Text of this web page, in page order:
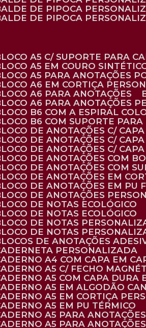
BALDE DE PIPOCA
BALDE DE PIPOCA
BLOCO A5 C/ SUPORTE PARA
BLOCO A5 EM COURO
BLOCO A5 PARA ANOTAÇÕES
BLOCO A6 EM CORTIÇA
BLOCO A6 PARA ANOTAÇÕES
BLOCO A6 PARA ANOTAÇÕES
BLOCO B6 COM A ESPIRAL
BLOCO B6 COM SUPORTE
BLOCO DE ANOTAÇÕES C/
BLOCO DE ANOTAÇÕES C/
BLOCO DE ANOTAÇÕES C/
BLOCO DE ANOTAÇÕES COM
BLOCO DE ANOTAÇÕES COM
BLOCO DE ANOTAÇÕES EM
BLOCO DE ANOTAÇÕES EM PU
BLOCO DE ANOTAÇÕES
BLOCO DE NOTAS ECOLÓGICO
BLOCO DE NOTAS ECOLÓGICO
BLOCO DE NOTAS
BLOCO DE NOTAS
BLOCOS DE ANOTAÇÕES
CADERNETA PERSONALIZADA
CADERNO A4 COM CAPA EM
CADERNO A5 C/ FECHO
CADERNO A5 COM CAPA DURA
CADERNO A5 EM ALGODÃO
CADERNO A5 EM CORTIÇA
CADERNO A5 EM PU TÉRMICO
CADERNO A5 PARA
CADERNO A5 PARA